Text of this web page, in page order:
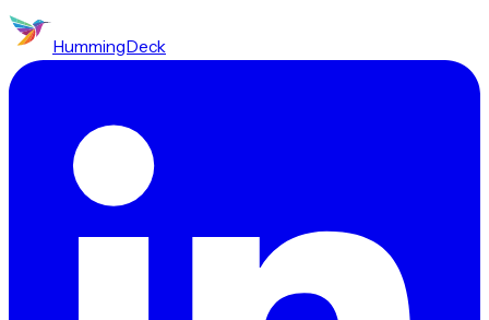
HummingDeck